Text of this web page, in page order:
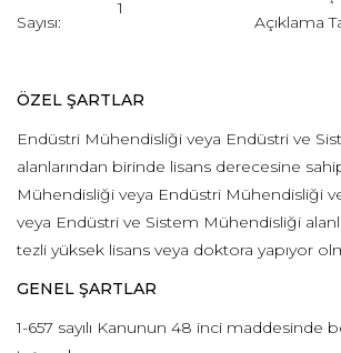
Sayısı:
1
Açıklama
ÖZEL ŞARTLAR
Endüstri Mühendisliği veya Endüstri ve
alanlarından birinde lisans derecesine
Mühendisliği veya Endüstri Mühendisliği
veya Endüstri ve Sistem Mühendisliği
tezli yüksek lisans veya doktora yapıyor
GENEL ŞARTLAR
1-657 sayılı Kanunun 48 inci maddesinde